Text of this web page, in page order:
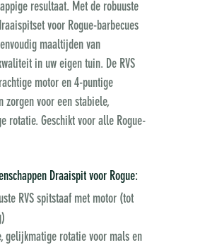
resultaat. Met de robuuste
voor Rogue-barbecues
maaltijden van
in uw eigen tuin. De RVS
motor en 4-puntige
zorgen voor een stabiele,
rotatie. Geschikt voor alle Rogue-
Draaispit voor Rogue:
RVS spitstaaf met motor (tot
gelijkmatige rotatie voor mals en